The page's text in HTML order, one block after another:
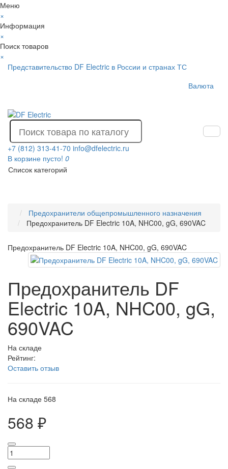
Меню
×
Информация
×
Поиск товаров
×
Представительство DF Electric в России и странах ТС
Валюта
+7 (812) 313-41-70 info@dfelectric.ru
В корзине пусто! 0
Список категорий
Предохранители общепромышленного назначения
Предохранитель DF Electric 10A, NHC00, gG, 690VAC
Предохранитель DF Electric 10A, NHC00, gG, 690VAC
Предохранитель DF
Electric 10A, NHC00, gG,
690VAC
На складе
Рейтинг:
Оставить отзыв
На складе 568
568 ₽